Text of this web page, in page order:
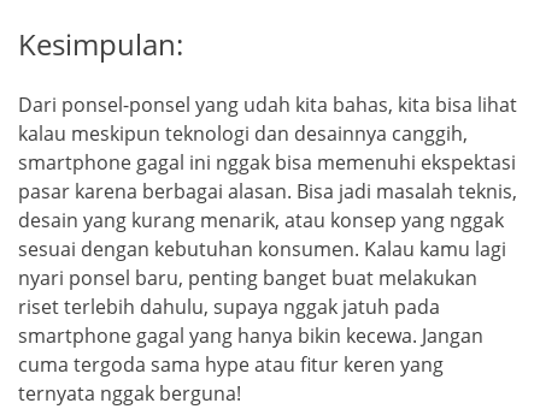
Kesimpulan:
Dari ponsel-ponsel yang udah kita bahas, kita bisa lihat
kalau meskipun teknologi dan desainnya canggih,
smartphone gagal ini nggak bisa memenuhi ekspektasi
pasar karena berbagai alasan. Bisa jadi masalah teknis,
desain yang kurang menarik, atau konsep yang nggak
sesuai dengan kebutuhan konsumen. Kalau kamu lagi
nyari ponsel baru, penting banget buat melakukan
riset terlebih dahulu, supaya nggak jatuh pada
smartphone gagal yang hanya bikin kecewa. Jangan
cuma tergoda sama hype atau fitur keren yang
ternyata nggak berguna!